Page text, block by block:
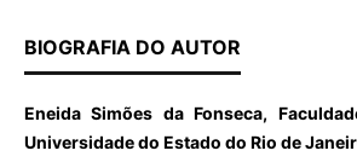
BIOGRAFIA DO AUTOR
Eneida Simões da Fonseca,
Universidade do Estado do Rio de